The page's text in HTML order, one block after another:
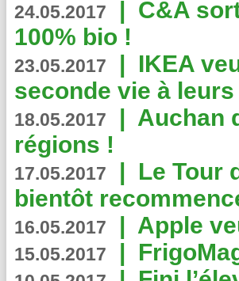
24.05.2017 | C&A
100% bio !
23.05.2017 | IKEA
seconde vie à
18.05.2017 | Auchan
régions !
17.05.2017 | Le Tour
bientôt
16.05.2017 | Apple
15.05.2017 |